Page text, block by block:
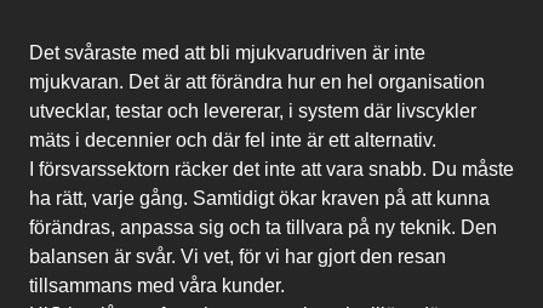
Det svåraste med att bli mjukvarudriven är inte
mjukvaran. Det är att förändra hur en hel organisation
utvecklar, testar och levererar, i system där livscykler
mäts i decennier och där fel inte är ett alternativ.
I försvarssektorn räcker det inte att vara snabb. Du måste
ha rätt, varje gång. Samtidigt ökar kraven på att kunna
förändras, anpassa sig och ta tillvara på ny teknik. Den
balansen är svår. Vi vet, för vi har gjort den resan
tillsammans med våra kunder.